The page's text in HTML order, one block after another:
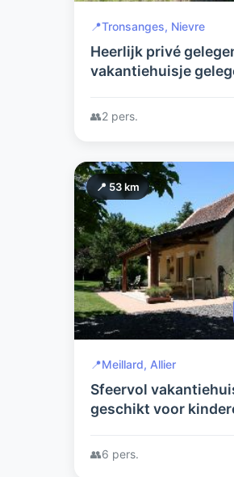
📍Tronsanges, Nievre
Heerlijk privé
vakantiehuisje
Loire
👥2 pers.
📍 53 km
📍Meillard, Allier
Sfeervol
geschikt voor
👥6 pers.